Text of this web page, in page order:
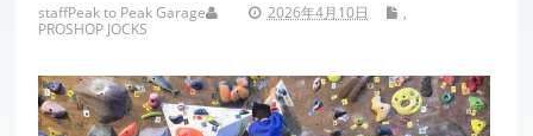
staff 2026年4月10日
Peak to Peak Garage
,
PROSHOP JOCKS